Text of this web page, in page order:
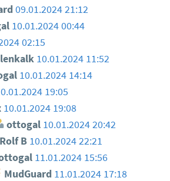
09.01.2024 21:12
10.01.2024 00:44
02:15
10.01.2024 11:52
10.01.2024 14:14
19:05
10.01.2024 19:08
ottogal 10.01.2024 20:42
Rolf B 10.01.2024 22:21
11.01.2024 15:56
MudGuard 11.01.2024 17:18